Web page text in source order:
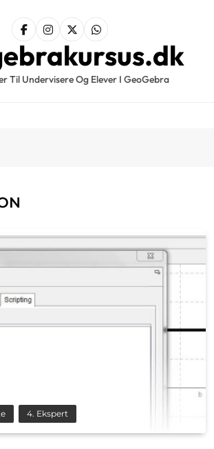
Til Undervisere Og Elever I GeoGebra
4. Ekspert